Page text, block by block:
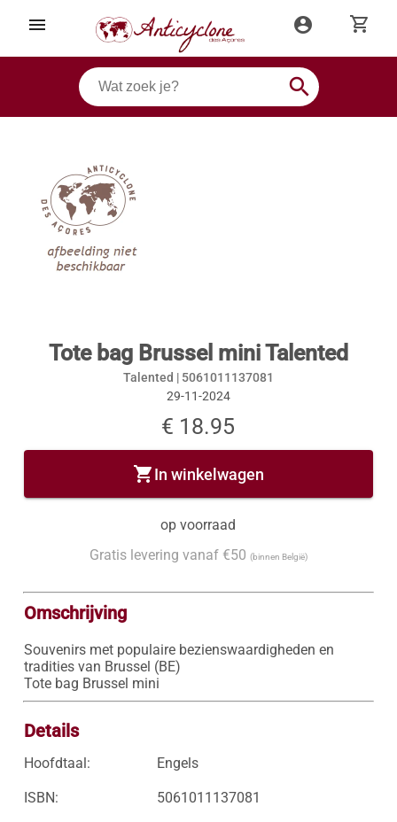
menu account_circle shopping_cart
search
Tote bag Brussel mini Talented
Talented | 5061011137081
29-11-2024
€ 18.95
shopping_cartIn winkelwagen
op voorraad
Gratis levering vanaf €50 (binnen België)
Omschrijving
Souvenirs met populaire bezienswaardigheden en
tradities van Brussel (BE)
Tote bag Brussel mini
Details
Hoofdtaal: Engels
ISBN: 5061011137081